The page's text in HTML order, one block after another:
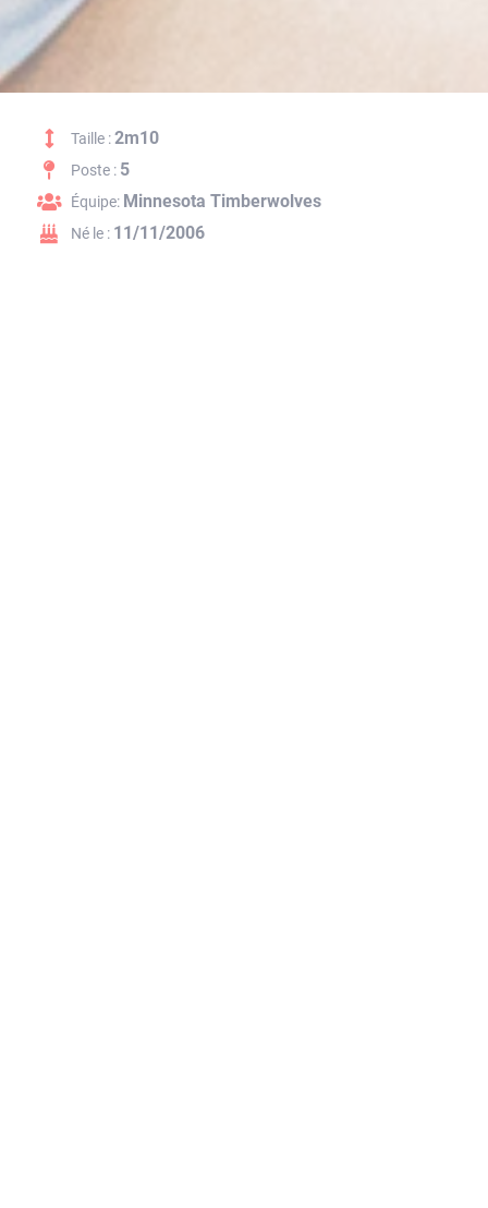
Taille :2m10
Poste : 5
Équipe: Minnesota Timberwolves
Né le : 11/11/2006